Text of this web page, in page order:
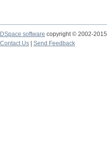
DSpace software copyright © 2002-2015
Contact Us
Send Feedback